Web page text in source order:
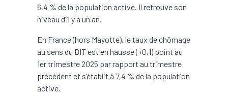
6,4 % de la population active. Il retrouve son
niveau d’il y a un an.
En France (hors Mayotte), le taux de chômage
au sens du BIT est en hausse (+0,1) point au
1er trimestre 2025 par rapport au trimestre
précédent et s’établit à 7,4 % de la population
active.